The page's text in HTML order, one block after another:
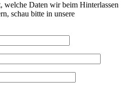
welche Daten wir beim Hinterlassen
schau bitte in unsere